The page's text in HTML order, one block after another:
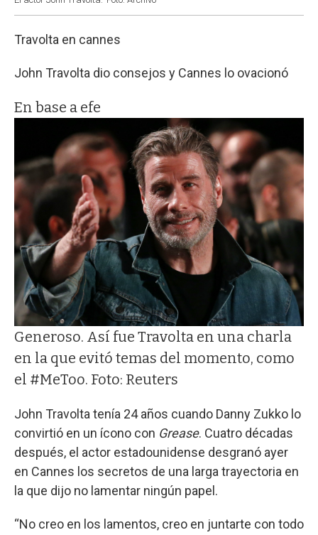
Travolta en cannes
John Travolta dio consejos y Cannes lo ovacionó
En base a efe
Generoso. Así fue Travolta en una charla
en la que evitó temas del momento, como
el #MeToo. Foto: Reuters
John Travolta tenía 24 años cuando Danny Zukko lo
convirtió en un ícono con Grease. Cuatro décadas
después, el actor estadounidense desgranó ayer
en Cannes los secretos de una larga trayectoria en
la que dijo no lamentar ningún papel.
“No creo en los lamentos, creo en juntarte con todo